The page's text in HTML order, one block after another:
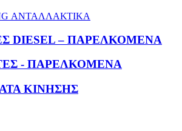
ΑΝΤΑΛΛΑΚΤΙΚΑ
DIESEL – ΠΑΡΕΛΚΟΜΕΝΑ
- ΠΑΡΕΛΚΟΜΕΝΑ
ΚΙΝΗΣΗΣ